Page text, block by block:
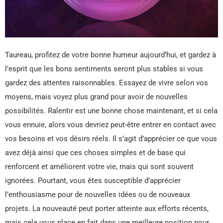
Taureau, profitez de votre bonne humeur aujourd’hui, et gardez à
l’esprit que les bons sentiments seront plus stables si vous
gardez des attentes raisonnables. Essayez de vivre selon vos
moyens, mais voyez plus grand pour avoir de nouvelles
possibilités. Ralentir est une bonne chose maintenant, et si cela
vous ennuie, alors vous devriez peut-être entrer en contact avec
vos besoins et vos désirs réels. Il s’agit d’apprécier ce que vous
avez déjà ainsi que ces choses simples et de base qui
renforcent et améliorent votre vie, mais qui sont souvent
ignorées. Pourtant, vous êtes susceptible d’apprécier
l’enthousiasme pour de nouvelles idées ou de nouveaux
projets. La nouveauté peut porter atteinte aux efforts récents,